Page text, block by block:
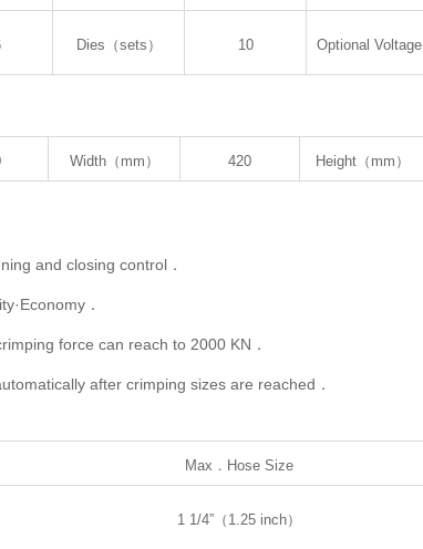
Dies（sets） 10 Optional Voltage
Width（mm） 420 Height（mm）
and closing control ．
．
force can reach to 2000 KN ．
after crimping sizes are reached ．
Max．Hose Size
1 1/4”（1.25 inch）